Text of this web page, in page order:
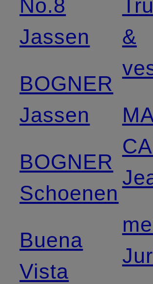
No.8
Jassen
BOGNER
Jassen
BOGNER
Schoenen
Buena
Vista
&